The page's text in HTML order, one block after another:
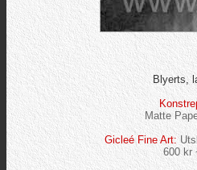
Blyerts,
Matte
Gicleé Fine Art:
600 kr